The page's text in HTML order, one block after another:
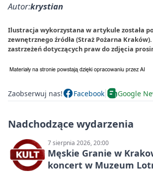
Autor:krystian
Ilustracja wykorzystana w artykule została
zewnętrznego źródła (Straż Pożarna
zastrzeżeń dotyczących praw do zdjęcia
Zaobserwuj nas! Facebook Google
Nadchodzące wydarzenia
7 sierpnia 2026, 20:00
Męskie Granie w
koncert w Muzeum